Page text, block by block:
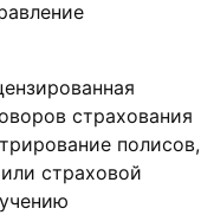
страхования
полисов,
страховой